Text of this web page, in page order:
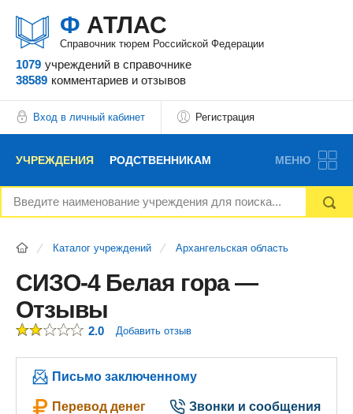
Ф АТЛАС
Справочник тюрем Российской Федерации
1079 учреждений в справочнике
38589 комментариев и отзывов
Вход в личный кабинет Регистрация
УЧРЕЖДЕНИЯ РОДСТВЕННИКАМ
НОВОСТИ БЛОГ АДВОКАТЫ
РЕКЛАМОДАТЕЛЯМ
МЕНЮ
Каталог учреждений Архангельская область
СИЗО-4 Белая гора —
Отзывы
2.0 Добавить отзыв
Письмо заключенному
Перевод денег Звонки и сообщения